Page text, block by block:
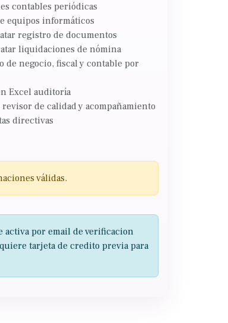
contables periódicas
equipos informáticos
registro de documentos
liquidaciones de nómina
negocio, fiscal y contable por
Excel auditoría
de calidad y acompañamiento
directivas
válidas.
activa por email de verificacion
tarjeta de credito previa para